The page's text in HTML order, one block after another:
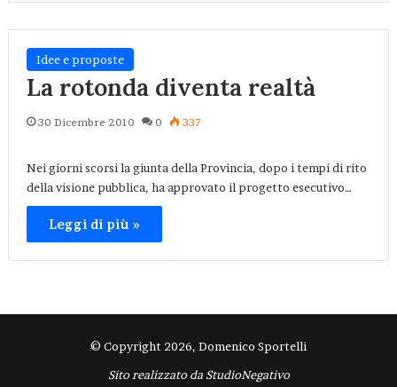
Idee e proposte
La rotonda diventa realtà
30 Dicembre 2010 0 337
Nei giorni scorsi la giunta della Provincia, dopo i tempi di rito
della visione pubblica, ha approvato il progetto esecutivo…
Leggi di più »
© Copyright 2026, Domenico Sportelli
Sito realizzato da StudioNegativo